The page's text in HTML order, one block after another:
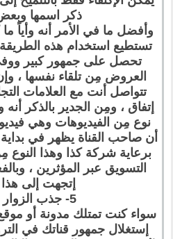
ذكر اسمها
وأفضل ما في الأمر أنه وأياً
تستطيع استخدام هذه
تحصل على جمهور كبير
العروض مِن تلقاء نفسها ،
تتواصل أنت مع العلامات
إتفاق ، ومِن الجدير بالذكر أنه
نوع مِن الفيديوهات وهي
أن صاحب القناة يظهر في بداية
برعاية شركة كذا وهذا
التسويق عبر المؤثرين ،
إتجهت إلى
5- جذب الزوار لمدونتك
سواء كنت تمتلك مدونة أو
إستغلال جمهور قناتك في